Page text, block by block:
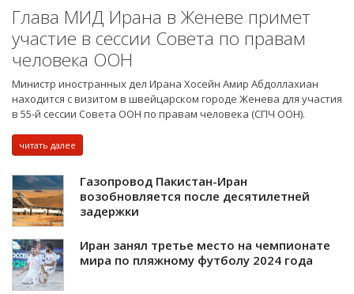
Глава МИД Ирана в Женеве примет
участие в сессии Совета по правам
человека ООН
Министр иностранных дел Ирана Хосейн Амир Абдоллахиан
находится с визитом в швейцарском городе Женева для участия
в 55-й сессии Совета ООН по правам человека (СПЧ ООН).
читать далее
Газопровод Пакистан-Иран
возобновляется после десятилетней
задержки
Иран занял третье место на чемпионате
мира по пляжному футболу 2024 года